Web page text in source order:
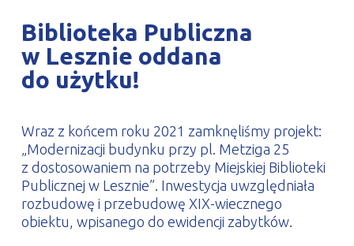
DE
Biblioteka Publiczna
w Lesznie oddana
do użytku!
Wraz z końcem roku 2021 zamknęliśmy projekt:
„Modernizacji budynku przy pl. Metziga 25
z dostosowaniem na potrzeby Miejskiej Biblioteki
Publicznej w Lesznie”. Inwestycja uwzględniała
rozbudowę i przebudowę XIX-wiecznego
obiektu, wpisanego do ewidencji zabytków.